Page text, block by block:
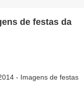
de festas da